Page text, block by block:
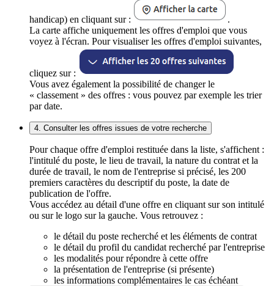
handicap) en cliquant sur :
.
La carte affiche uniquement les offres d'emploi que vous
voyez à l'écran. Pour visualiser les offres d'emploi suivantes,
cliquez sur :
Vous avez également la possibilité de changer le
« classement » des offres : vous pouvez par exemple les trier
par date.
4. Consulter les offres issues de votre recherche
Pour chaque offre d'emploi restituée dans la liste, s'affichent :
l'intitulé du poste, le lieu de travail, la nature du contrat et la
durée de travail, le nom de l'entreprise si précisé, les 200
premiers caractères du descriptif du poste, la date de
publication de l'offre.
Vous accédez au détail d'une offre en cliquant sur son intitulé
ou sur le logo sur la gauche. Vous retrouvez :
le détail du poste recherché et les éléments de contrat
le détail du profil du candidat recherché par l'entreprise
les modalités pour répondre à cette offre
la présentation de l'entreprise (si présente)
les informations complémentaires le cas échéant